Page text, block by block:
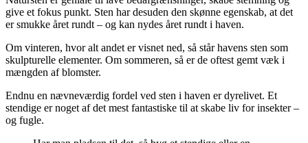
give et fokus punkt. Sten har desuden den skønne egenskab, at det
er smukke året rundt – og kan nydes året rundt i haven.
Om vinteren, hvor alt andet er visnet ned, så står havens sten som
skulpturelle elementer. Om sommeren, så er de oftest gemt væk i
mængden af blomster.
Endnu en nævneværdig fordel ved sten i haven er dyrelivet. Et
stendige er noget af det mest fantastiske til at skabe liv for insekter –
og fugle.